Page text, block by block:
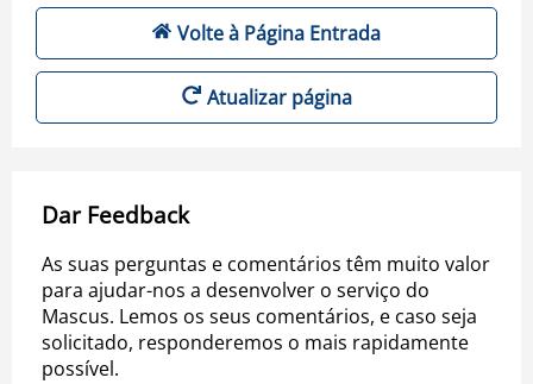
Volte à Página Entrada
Atualizar página
Dar Feedback
As suas perguntas e comentários têm muito valor
para ajudar-nos a desenvolver o serviço do
Mascus. Lemos os seus comentários, e caso seja
solicitado, responderemos o mais rapidamente
possível.